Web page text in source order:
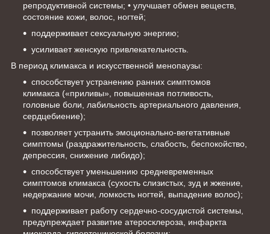
репродуктивной системы; • улучшает обмен веществ,
состояние кожи, волос, ногтей;
поддерживает сексуальную энергию;
усиливает женскую привлекательность.
В период климакса и искусственной менопаузы:
способствует устранению ранних симптомов
климакса («приливы», повышенная потливость,
головные боли, лабильность артериального давления,
сердцебиение);
позволяет устранить эмоционально-вегетативные
симптомы (раздражительность, слабость, беспокойство,
депрессия, снижение либидо);
способствует уменьшению средневременных
симптомов климакса (сухость слизистых, зуд и жжение,
недержание мочи, ломкость ногтей, выпадение волос);
поддерживает работу сердечно-сосудистой системы,
предупреждает развитие атеросклероза, инфаркта